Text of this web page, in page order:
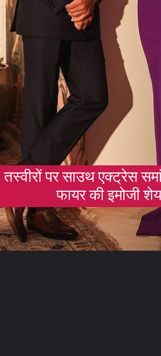
तस्वीरों पर साउथ एक्ट्रेस
फायर की इमोजी